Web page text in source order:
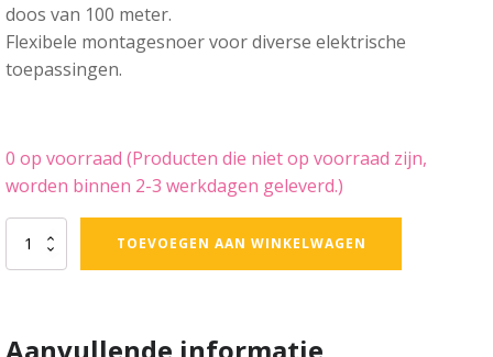
doos van 100 meter.
Flexibele montagesnoer voor diverse elektrische
toepassingen.
0 op voorraad (Producten die niet op voorraad zijn,
worden binnen 2-3 werkdagen geleverd.)
LAPP
mm²
TOEVOEGEN AAN WINKELWAGEN
Aanvullende informatie